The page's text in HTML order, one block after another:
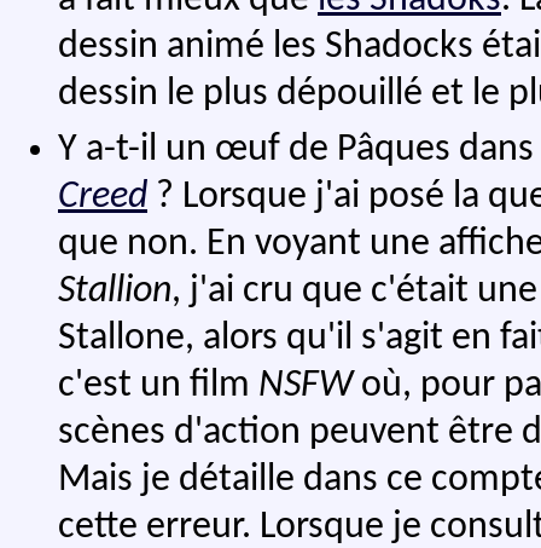
dessin animé les Shadocks
dessin le plus dépouillé et le
Y a-t-il un œuf de Pâques
Creed ? Lorsque j'ai posé la
que non. En voyant une
Stallion, j'ai cru que c'était
Stallone, alors qu'il s'agit en
c'est un film NSFWoù, pour
scènes d'action peuvent être
Mais je détaille dans ce
cette erreur. Lorsque je